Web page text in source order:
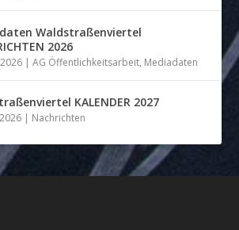
Waldstraßenviertel
2026
|AG Öffentlichkeitsarbeit, Mediadaten
KALENDER 2027
| Nachrichten